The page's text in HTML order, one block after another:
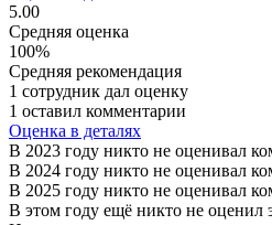
5.00
Средняя оценка
100%
Средняя рекомендация
1 сотрудник дал оценку
1 оставил комментарии
Оценка в деталях
В 2023 году никто не оценивал
В 2024 году никто не оценивал
В 2025 году никто не оценивал
В этом году ещё никто не оценил